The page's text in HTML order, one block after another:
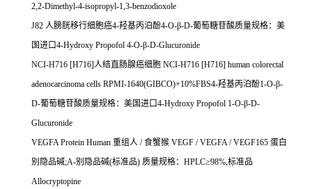
2,2-Dimethyl-4-isopropyl-1,3-benzodioxole
J82 人膀胱移行细胞癌4-羟基丙泊酚4-O-β-D-葡萄糖苷酸质量规格：美
国进口4-Hydroxy Propofol 4-O-β-D-Glucuronide
NCI-H716 [H716]人结直肠腺癌细胞 NCI-H716 [H716] human colorectal
adenocarcinoma cells RPMI-1640(GIBCO)+10%FBS4-羟基丙泊酚1-O-β-
D-葡萄糖苷酸质量规格：美国进口4-Hydroxy Propofol 1-O-β-D-
Glucuronide
VEGFA Protein Human 重组人 /食蟹猴 VEGF / VEGFA / VEGF165 蛋白
别隐品碱;A-别隐品碱(标准品) 质量规格： HPLC≥98%,标准品
Allocryptopine